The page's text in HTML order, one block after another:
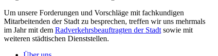
Um unsere Forderungen und Vorschläge mit fachkundigen
Mitarbeitenden der Stadt zu besprechen, treffen wir uns mehrmals
im Jahr mit dem Radverkehrsbeauftragten der Stadt sowie mit
weiteren städtischen Dienststellen.